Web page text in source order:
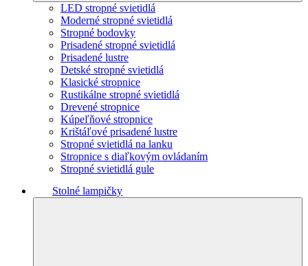
LED stropné svietidlá
Moderné stropné svietidlá
Stropné bodovky
Prisadené stropné svietidlá
Prisadené lustre
Detské stropné svietidlá
Klasické stropnice
Rustikálne stropné svietidlá
Drevené stropnice
Kúpeľňové stropnice
Krištáľové prisadené lustre
Stropné svietidlá na lanku
Stropnice s diaľkovým ovládaním
Stropné svietidlá gule
Stolné lampičky